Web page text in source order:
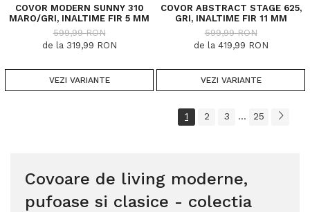
COVOR MODERN SUNNY 310
MARO/GRI, INALTIME FIR 5 MM
599,99 RON
de la 319,99 RON
VEZI VARIANTE
COVOR ABSTRACT STAGE 625,
GRI, INALTIME FIR 11 MM
599,99 RON
de la 419,99 RON
VEZI VARIANTE
1 2 3 ... 25
Covoare de living moderne,
pufoase si clasice - colectia